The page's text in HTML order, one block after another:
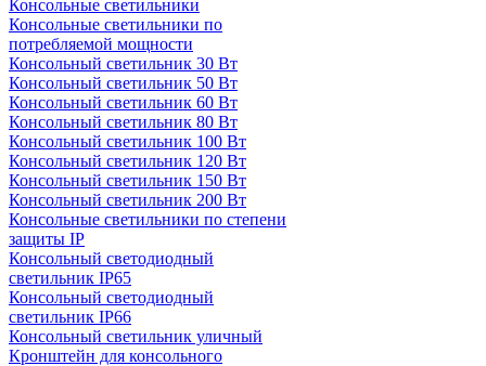
Консольные светильники
Консольные светильники по
потребляемой мощности
Консольный светильник 30 Вт
Консольный светильник 50 Вт
Консольный светильник 60 Вт
Консольный светильник 80 Вт
Консольный светильник 100 Вт
Консольный светильник 120 Вт
Консольный светильник 150 Вт
Консольный светильник 200 Вт
Консольные светильники по степени
защиты IP
Консольный светодиодный
светильник IP65
Консольный светодиодный
светильник IP66
Консольный светильник уличный
Кронштейн для консольного